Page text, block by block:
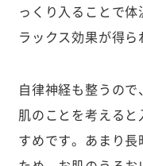
っくり入ることで
ラックス効果が得ら
自律神経も整うの
肌のことを考える
すめです。あまり